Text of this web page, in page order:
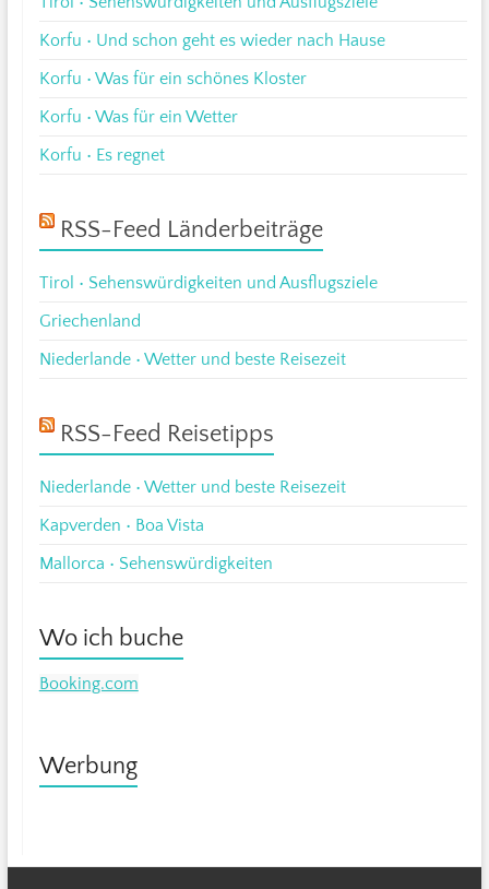
Korfu • Und schon geht es wieder nach Hause
Korfu • Was für ein schönes Kloster
Korfu • Was für ein Wetter
Korfu • Es regnet
RSS-Feed Länderbeiträge
Tirol • Sehenswürdigkeiten und Ausflugsziele
Griechenland
Niederlande • Wetter und beste Reisezeit
RSS-Feed Reisetipps
Niederlande • Wetter und beste Reisezeit
Kapverden • Boa Vista
Mallorca • Sehenswürdigkeiten
Wo ich buche
Booking.com
Werbung